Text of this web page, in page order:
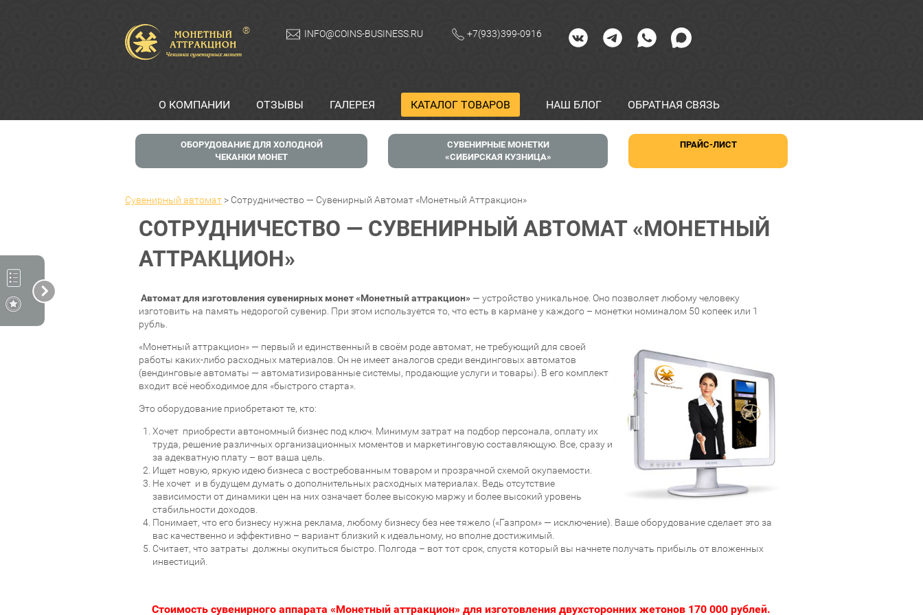
® INFO@COINS-BUSINESS.RU +7(933)399-0916
О КОМПАНИИ ОТЗЫВЫ ГАЛЕРЕЯ КАТАЛОГ ТОВАРОВ НАШ БЛОГ ОБРАТНАЯ СВЯЗЬ
ОБОРУДОВАНИЕ ДЛЯ ХОЛОДНОЙ
ЧЕКАНКИ МОНЕТ
СУВЕНИРНЫЕ МОНЕТКИ
СИБИРСКАЯ КУЗНИЦА
ПРАЙС-ЛИСТ
Сувенирный автомат> Сотрудничество — Сувенирный Автомат «Монетный Аттракцион»
СОТРУДНИЧЕСТВО — СУВЕНИРНЫЙ АВТОМАТ «МОНЕТНЫЙ
АТТРАКЦИОН»
Автомат для изготовления сувенирных монет «Монетный аттракцион»— устройство уникальное. Оно позволяет любому человеку
изготовить на память недорогой сувенир. При этом используется то, что есть в кармане у каждого – монетки номиналом 50 копеек или 1
рубль.
«Монетный аттракцион» — первый и единственный в своём роде автомат, не требующий для своей
работы каких-либо расходных материалов. Он не имеет аналогов среди вендинговых автоматов
(вендинговые автоматы — автоматизированные системы, продающие услуги и товары). В его комплект
входит всё необходимое для «быстрого старта».
Это оборудование приобретают те, кто:
Хочет приобрести автономный бизнес под ключ. Минимум затрат на подбор персонала, оплату их
труда, решение различных организационных моментов и маркетинговую составляющую. Все, сразу и
за адекватную плату – вот ваша цель.
Ищет новую, яркую идею бизнеса с востребованным товаром и прозрачной схемой окупаемости.
Не хочет и в будущем думать о дополнительных расходных материалах. Ведь отсутствие
зависимости от динамики цен на них означает более высокую маржу и более высокий уровень
стабильности доходов.
Понимает, что его бизнесу нужна реклама, любому бизнесу без нее тяжело («Газпром» — исключение). Ваше оборудование сделает это за
вас качественно и эффективно – вариант близкий к идеальному, но вполне достижимый.
Считает, что затраты должны окупиться быстро. Полгода – вот тот срок, спустя который вы начнете получать прибыль от вложенных
инвестиций.
Стоимость сувенирного аппарата «Монетный аттракцион» для изготовления двухсторонних жетонов 170 000 рублей.